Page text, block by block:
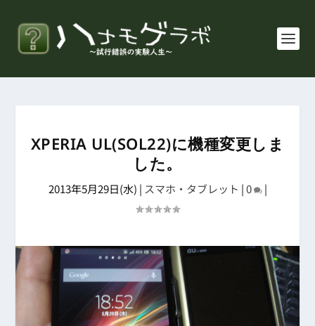
XPERIA UL(SOL22)に機種変更しま
した。
2013年5月29日(水) | スマホ・タブレット |0 |